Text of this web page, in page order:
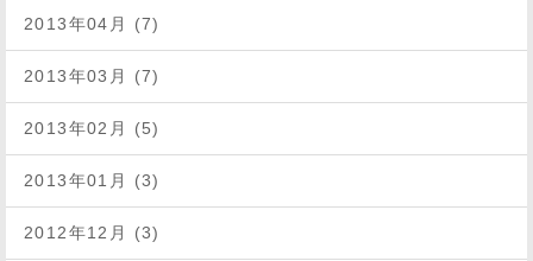
2013年04月 (7)
2013年03月 (7)
2013年02月 (5)
2013年01月 (3)
2012年12月 (3)